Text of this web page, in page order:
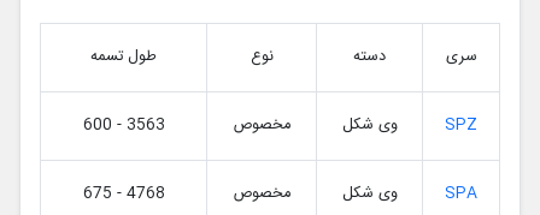
سری دسته نوع طول تسمه
SPZ وی شکل مخصوص 600 - 3563
SPA وی شکل مخصوص 675 - 4768